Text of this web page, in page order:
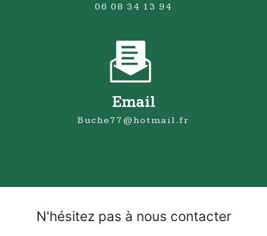
06 08 34 13 94
Email
buche77@hotmail.fr
N'hésitez pas à nous contacter